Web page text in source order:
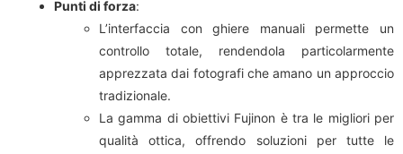
Punti di forza:
L’interfaccia con ghiere manuali permette un
controllo totale, rendendola particolarmente
apprezzata dai fotografi che amano un approccio
tradizionale.
La gamma di obiettivi Fujinon è tra le migliori per
qualità ottica, offrendo soluzioni per tutte le